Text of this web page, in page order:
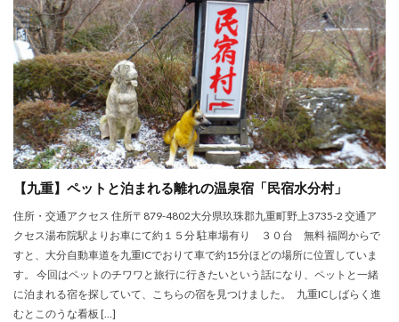
【九重】ペットと泊まれる離れの温泉宿「民宿水分村」
住所・交通アクセス 住所〒879-4802大分県玖珠郡九重町野上3735-2 交通ア
クセス湯布院駅よりお車にて約１５分 駐車場有り ３０台 無料 福岡からで
すと、大分自動車道を九重ICでおりて車で約15分ほどの場所に位置していま
す。 今回はペットのチワワと旅行に行きたいという話になり、ペットと一緒
に泊まれる宿を探していて、こちらの宿を見つけました。 九重ICしばらく進
むとこのうな看板 […]